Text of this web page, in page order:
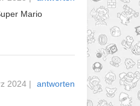
Mario
2024 |
antworten